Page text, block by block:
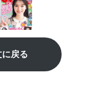
戻る